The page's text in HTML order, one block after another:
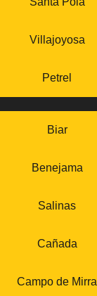
Villajoyosa
Petrel
Biar
Benejama
Salinas
Cañada
Campo de Mirra